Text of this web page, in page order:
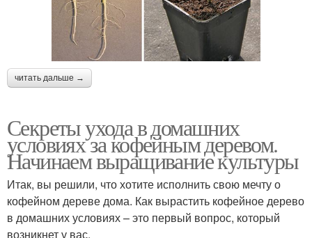
читать дальше →
Секреты ухода в домашних
условиях за кофейным деревом.
Начинаем выращивание культуры
Итак, вы решили, что хотите исполнить свою мечту о
кофейном дереве дома. Как вырастить кофейное дерево
в домашних условиях – это первый вопрос, который
возникнет у вас.